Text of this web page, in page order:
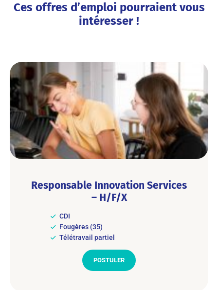
Ces offres d’emploi pourraient vous
intéresser !
Responsable Innovation Services
– H/F/X
CDI
Fougères (35)
Télétravail partiel
POSTULER